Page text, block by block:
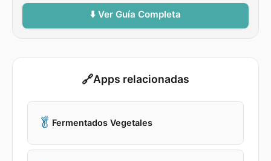
⬇️ Ver Guía Completa
🔗Apps relacionadas
🥬 Fermentados Vegetales